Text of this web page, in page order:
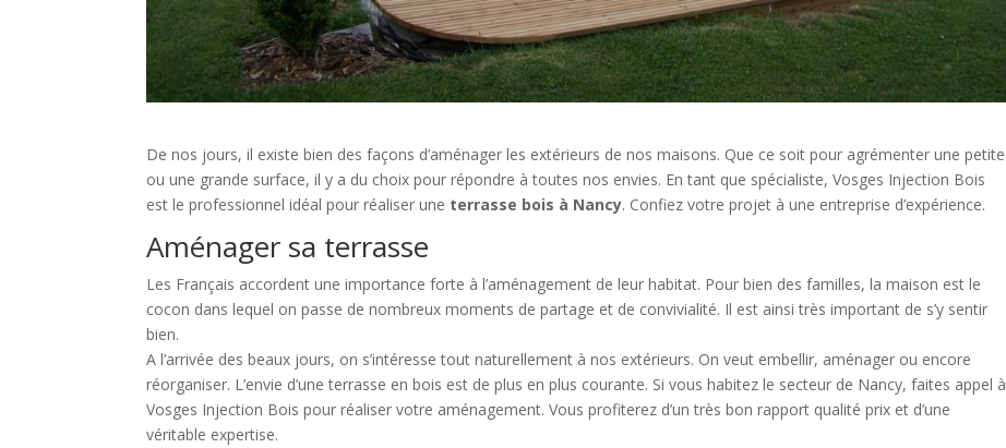
De nos jours, il existe bien des façons d’aménager les extérieurs de nos maisons. Que ce soit pour agrémenter une petite
ou une grande surface, il y a du choix pour répondre à toutes nos envies. En tant que spécialiste, Vosges Injection Bois
est le professionnel idéal pour réaliser une terrasse bois à Nancy. Confiez votre projet à une entreprise d’expérience.
Aménager sa terrasse
Les Français accordent une importance forte à l’aménagement de leur habitat. Pour bien des familles, la maison est le
cocon dans lequel on passe de nombreux moments de partage et de convivialité. Il est ainsi très important de s’y sentir
bien.
A l’arrivée des beaux jours, on s’intéresse tout naturellement à nos extérieurs. On veut embellir, aménager ou encore
réorganiser. L’envie d’une terrasse en bois est de plus en plus courante. Si vous habitez le secteur de Nancy, faites appel à
Vosges Injection Bois pour réaliser votre aménagement. Vous profiterez d’un très bon rapport qualité prix et d’une
véritable expertise.